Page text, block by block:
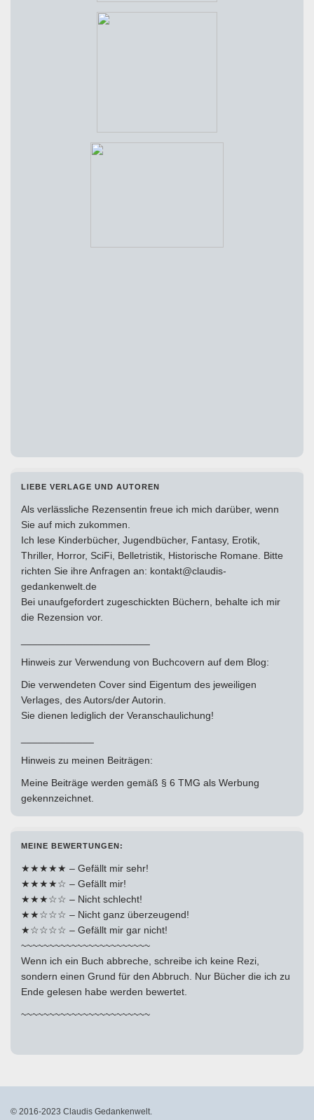
LIEBE VERLAGE UND AUTOREN
Als verlässliche Rezensentin freue ich mich darüber, wenn
Sie auf mich zukommen.
Ich lese Kinderbücher, Jugendbücher, Fantasy, Erotik,
Thriller, Horror, SciFi, Belletristik, Historische Romane. Bitte
richten Sie ihre Anfragen an: kontakt@claudis-
gedankenwelt.de
Bei unaufgefordert zugeschickten Büchern, behalte ich mir
die Rezension vor.
Hinweis zur Verwendung von Buchcovern auf dem Blog:
Die verwendeten Cover sind Eigentum des jeweiligen
Verlages, des Autors/der Autorin.
Sie dienen lediglich der Veranschaulichung!
Hinweis zu meinen Beiträgen:
Meine Beiträge werden gemäß § 6 TMG als Werbung
gekennzeichnet.
MEINE BEWERTUNGEN:
★★★★★ – Gefällt mir sehr!
★★★★☆ – Gefällt mir!
★★★☆☆ – Nicht schlecht!
★★☆☆☆ – Nicht ganz überzeugend!
★☆☆☆☆ – Gefällt mir gar nicht!
~~~~~~~~~~~~~~~~~~~~~~~
Wenn ich ein Buch abbreche, schreibe ich keine Rezi,
sondern einen Grund für den Abbruch. Nur Bücher die ich zu
Ende gelesen habe werden bewertet.
~~~~~~~~~~~~~~~~~~~~~~~
© 2016-2023 Claudis Gedankenwelt.